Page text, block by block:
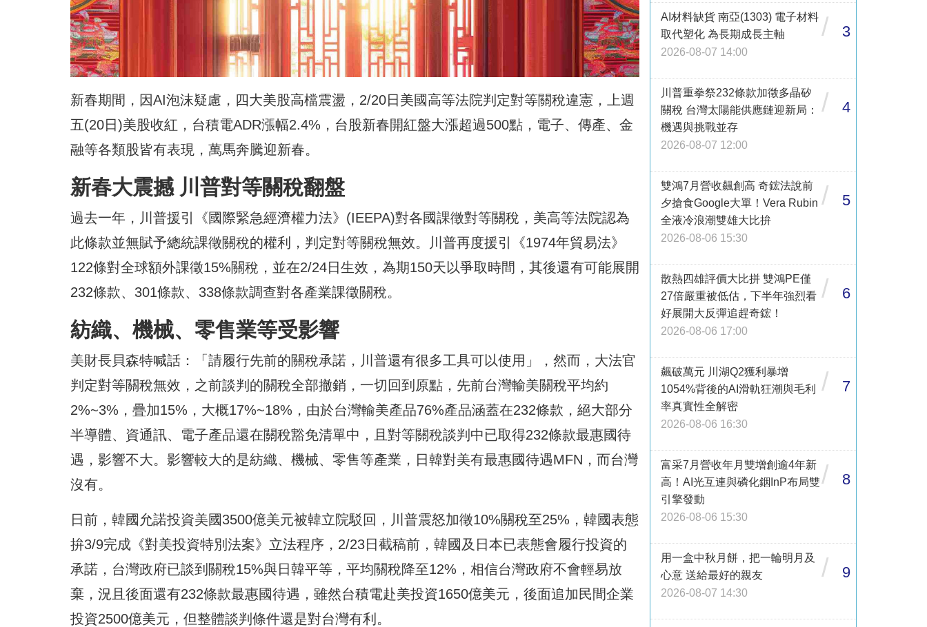
新春期間，因AI泡沫疑慮，四大美股高檔震盪，2/20日美國高等法院判定對等關稅違憲，上週
五(20日)美股收紅，台積電ADR漲幅2.4%，台股新春開紅盤大漲超過500點，電子、傳產、金
融等各類股皆有表現，萬馬奔騰迎新春。
新春大震撼 川普對等關稅翻盤
過去一年，川普援引《國際緊急經濟權力法》(IEEPA)對各國課徵對等關稅，美高等法院認為
此條款並無賦予總統課徵關稅的權利，判定對等關稅無效。川普再度援引《1974年貿易法》
122條對全球額外課徵15%關稅，並在2/24日生效，為期150天以爭取時間，其後還有可能展開
232條款、301條款、338條款調查對各產業課徵關稅。
紡織、機械、零售業等受影響
美財長貝森特喊話：「請履行先前的關稅承諾，川普還有很多工具可以使用」，然而，大法官
判定對等關稅無效，之前談判的關稅全部撤銷，一切回到原點，先前台灣輸美關稅平均約
2%~3%，疊加15%，大概17%~18%，由於台灣輸美產品76%產品涵蓋在232條款，絕大部分
半導體、資通訊、電子產品還在關稅豁免清單中，且對等關稅談判中已取得232條款最惠國待
遇，影響不大。影響較大的是紡織、機械、零售等產業，日韓對美有最惠國待遇MFN，而台灣
沒有。
日前，韓國允諾投資美國3500億美元被韓立院駁回，川普震怒加徵10%關稅至25%，韓國表態
拚3/9完成《對美投資特別法案》立法程序，2/23日截稿前，韓國及日本已表態會履行投資的
承諾，台灣政府已談到關稅15%與日韓平等，平均關稅降至12%，相信台灣政府不會輕易放
棄，況且後面還有232條款最惠國待遇，雖然台積電赴美投資1650億美元，後面追加民間企業
投資2500億美元，但整體談判條件還是對台灣有利。
AI材料缺貨 南亞(1303) 電子材料
取代塑化 為長期成長主軸
2026-08-07 14:00
/ 3
川普重拳祭232條款加徵多晶矽
關稅 台灣太陽能供應鏈迎新局：
機遇與挑戰並存
2026-08-07 12:00
/ 4
雙鴻7月營收飆創高 奇鋐法說前
夕搶食Google大單！Vera Rubin
全液冷浪潮雙雄大比拚
2026-08-06 15:30
/ 5
散熱四雄評價大比拼 雙鴻PE僅
27倍嚴重被低估，下半年強烈看
好展開大反彈追趕奇鋐！
2026-08-06 17:00
/ 6
飆破萬元 川湖Q2獲利暴增
1054%背後的AI滑軌狂潮與毛利
率真實性全解密
2026-08-06 16:30
/ 7
富采7月營收年月雙增創逾4年新
高！AI光互連與磷化銦InP布局雙
引擎發動
2026-08-06 15:30
/ 8
用一盒中秋月餅，把一輪明月及
心意 送給最好的親友
2026-08-07 14:30
/ 9